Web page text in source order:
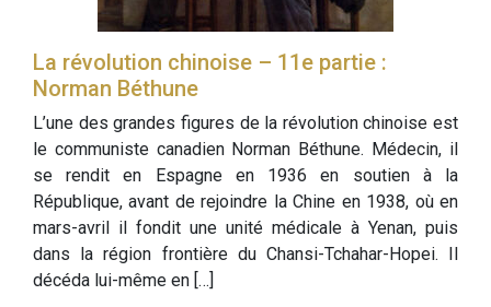
La révolution chinoise – 11e partie :
Norman Béthune
L’une des grandes figures de la révolution chinoise est
le communiste canadien Norman Béthune. Médecin, il
se rendit en Espagne en 1936 en soutien à la
République, avant de rejoindre la Chine en 1938, où en
mars-avril il fondit une unité médicale à Yenan, puis
dans la région frontière du Chansi-Tchahar-Hopei. Il
décéda lui-même en […]